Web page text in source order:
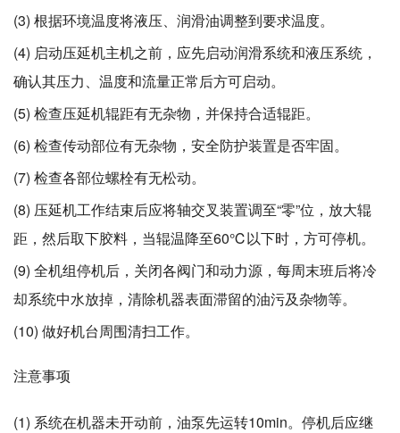
(3) 根据环境温度将液压、润滑油调整到要求温度。
(4) 启动压延机主机之前，应先启动润滑系统和液压系统，
确认其压力、温度和流量正常后方可启动。
(5) 检查压延机辊距有无杂物，并保持合适辊距。
(6) 检查传动部位有无杂物，安全防护装置是否牢固。
(7) 检查各部位螺栓有无松动。
(8) 压延机工作结束后应将轴交叉装置调至“零”位，放大辊
距，然后取下胶料，当辊温降至60℃以下时，方可停机。
(9) 全机组停机后，关闭各阀门和动力源，每周末班后将冷
却系统中水放掉，清除机器表面滞留的油污及杂物等。
(10) 做好机台周围清扫工作。
注意事项
(1) 系统在机器未开动前，油泵先运转10min。停机后应继